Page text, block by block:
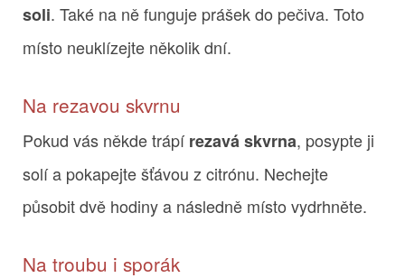
soli. Také na ně funguje prášek do pečiva. Toto
místo neuklízejte několik dní.
Na rezavou skvrnu
Pokud vás někde trápírezavá skvrna, posypte ji
solí a pokapejte šťávou z citrónu. Nechejte
působit dvě hodiny a následně místo vydrhněte.
Na troubu i sporák